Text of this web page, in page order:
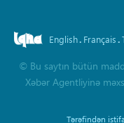
English. Français.
© Bu saytın bütün
Xəbər Agentliyinə
Tərəfindən